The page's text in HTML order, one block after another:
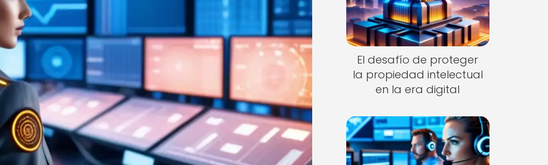
El desafío de proteger
la propiedad intelectual
en la era digital